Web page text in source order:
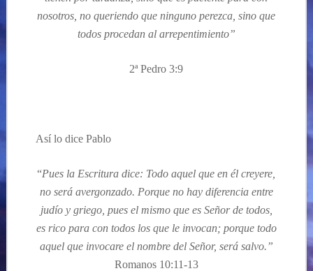
nosotros, no queriendo que ninguno perezca, sino que
todos procedan al arrepentimiento”
2ª Pedro 3:9
Así lo dice Pablo
“Pues la Escritura dice: Todo aquel que en él creyere,
no será avergonzado. Porque no hay diferencia entre
judío y griego, pues el mismo que es Señor de todos,
es rico para con todos los que le invocan; porque todo
aquel que invocare el nombre del Señor, será salvo.”
Romanos 10:11-13